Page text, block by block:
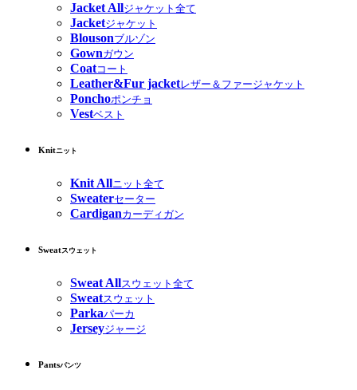
Jacket Allジャケット全て
Jacketジャケット
Blousonブルゾン
Gownガウン
Coatコート
Leather&Fur jacketレザー＆ファージャケット
Ponchoポンチョ
Vestベスト
Knitニット
Knit Allニット全て
Sweaterセーター
Cardiganカーディガン
Sweatスウェット
Sweat Allスウェット全て
Sweatスウェット
Parkaパーカ
Jerseyジャージ
Pantsパンツ